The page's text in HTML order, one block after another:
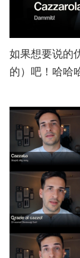
如果想要说的
的）吧！哈哈